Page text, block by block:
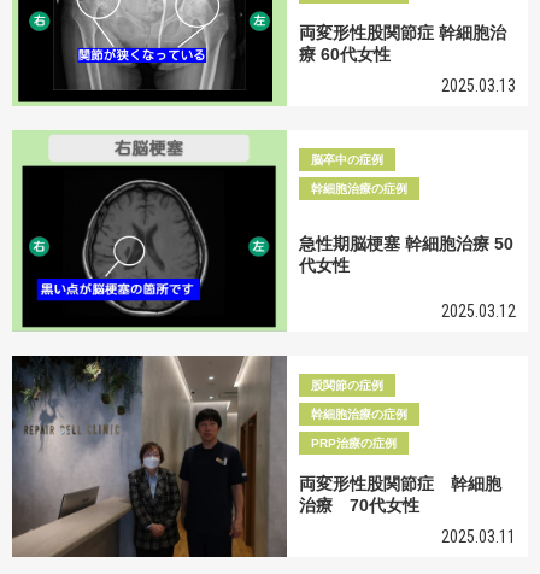
両変形性股関節症 幹細胞治
療 60代女性
2025.03.13
脳卒中の症例
幹細胞治療の症例
急性期脳梗塞 幹細胞治療 50
代女性
2025.03.12
股関節の症例
幹細胞治療の症例
PRP治療の症例
両変形性股関節症 幹細胞
治療 70代女性
2025.03.11